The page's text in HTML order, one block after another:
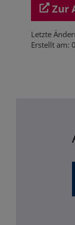
Zur
Letzte
Erstellt am: